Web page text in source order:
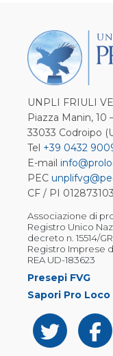
UNPLI FRIULI
Piazza Manin, 10
33033 Codroipo
Tel +39 0432
E-mail
PEC
CF / PI
Associazione di
Registro Unico
decreto n. 15514/
Registro Imprese
REA UD-183623
Presepi FVG
Sapori Pro Loco